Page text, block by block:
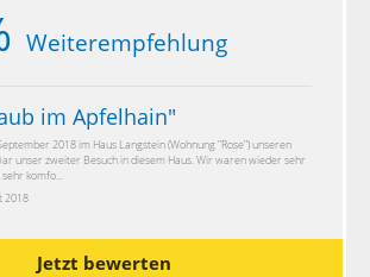
Weiterempfehlung
im Apfelhain"
2018 im Haus Langstein (Wohnung "Rose") unseren
unser zweiter Besuch in diesem Haus. Wir waren wieder sehr
komfo...
2018
Jetzt bewerten